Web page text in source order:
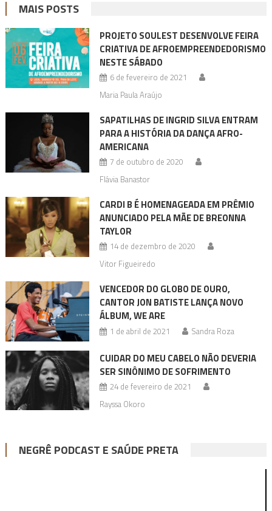
MAIS POSTS
PROJETO SOULEST DESENVOLVE FEIRA
CRIATIVA DE AFROEMPREENDEDORISMO
NESTE SÁBADO
6 de fevereiro de 2021
Maria Paula Araújo
SAPATILHAS DE INGRID SILVA ENTRAM
PARA A HISTÓRIA DA DANÇA AFRO-
AMERICANA
7 de outubro de 2020
Flávia Banastor
CARDI B É HOMENAGEADA EM PRÊMIO
ANUNCIADO PELA MÃE DE BREONNA
TAYLOR
14 de dezembro de 2020
Vitor Figueiredo
VENCEDOR DO GLOBO DE OURO,
CANTOR JON BATISTE LANÇA NOVO
ÁLBUM, WE ARE
1 de abril de 2021 Sandra Roza
CUIDAR DO MEU CABELO NÃO DEVERIA
SER SINÔNIMO DE SOFRIMENTO
24 de fevereiro de 2021
Rayssa Okoro
NEGRÊ PODCAST E SAÚDE PRETA